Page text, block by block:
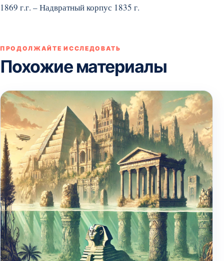
1869 г.г. – Надвратный корпус 1835 г.
ПРОДОЛЖАЙТЕ ИССЛЕДОВАТЬ
Похожие материалы